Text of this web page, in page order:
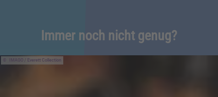
Immer noch nicht genug?
IMAGO / Everett Collection